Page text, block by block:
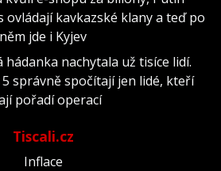
ovládají kavkazské klany a teď po
něm jde i Kyjev
nachytala už tisíce lidí.
5 správně spočítají jen lidé, kteří
pořadí operací
Tiscali.cz
Inflace